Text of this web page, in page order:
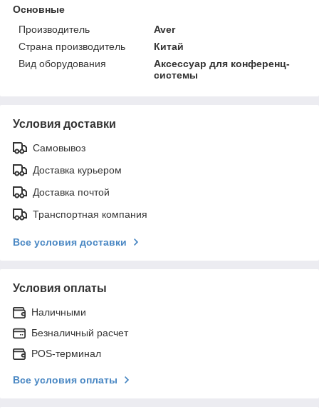
Основные
Производитель
Aver
Страна производитель
Китай
Вид оборудования
Аксессуар для конференц-
системы
Условия доставки
Самовывоз
Доставка курьером
Доставка почтой
Транспортная компания
Все условия доставки
Условия оплаты
Наличными
Безналичный расчет
POS-терминал
Все условия оплаты